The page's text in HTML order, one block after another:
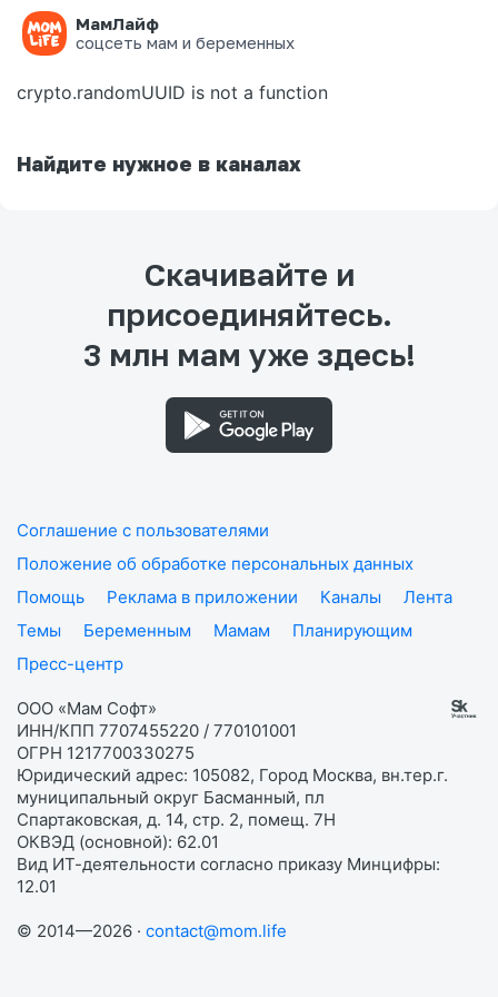
МамЛайф
соцсеть мам и беременных
Ошибка на странице
crypto.randomUUID is not a function
Найдите нужное в каналах
Скачивайте и
присоединяйтесь.
3 млн мам уже здесь!
Соглашение с пользователями
Положение об обработке персональных данных
Помощь
Реклама в приложении Каналы
Лента
Темы
Беременным Мамам
Планирующим
Пресс-центр
ООО «Мам Софт»
ИНН/КПП 7707455220 / 770101001
ОГРН 1217700330275
Юридический адрес: 105082, Город Москва, вн.тер.г.
муниципальный округ Басманный, пл
Спартаковская, д. 14, стр. 2, помещ. 7Н
ОКВЭД (основной): 62.01
Вид ИТ-деятельности согласно приказу Минцифры:
12.01
© 2014—2026 · contact@mom.life